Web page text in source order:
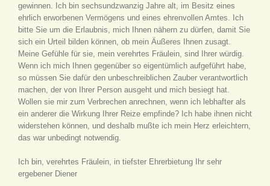
gewinnen. Ich bin sechsundzwanzig Jahre alt, im Besitz eines
ehrlich erworbenen Vermögens und eines ehrenvollen Amtes. Ich
bitte Sie um die Erlaubnis, mich Ihnen nähern zu dürfen, damit Sie
sich ein Urteil bilden können, ob mein Äußeres Ihnen zusagt.
Meine Gefühle für sie, mein verehrtes Fräulein, sind Ihrer würdig.
Wenn ich mich Ihnen gegenüber so eigentümlich aufgeführt habe,
so müssen Sie dafür den unbeschreiblichen Zauber verantwortlich
machen, der von Ihrer Person ausgeht und mich besiegt hat.
Wollen sie mir zum Verbrechen anrechnen, wenn ich lebhafter als
ein anderer die Wirkung Ihrer Reize empfinde? Ich habe ihnen nicht
widerstehen können, und deshalb mußte ich mein Herz erleichtern,
das war unbedingt notwendig.
Ich bin, verehrtes Fräulein, in tiefster Ehrerbietung Ihr sehr
ergebener Diener